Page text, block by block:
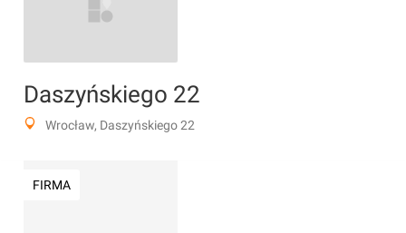
Daszyńskiego 22
Wrocław, Daszyńskiego 22
FIRMA